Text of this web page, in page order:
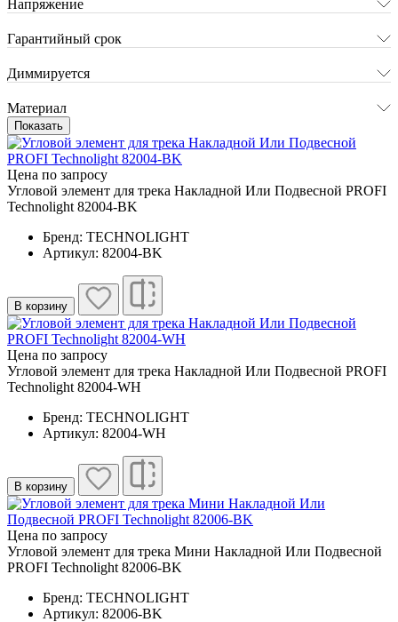
Напряжение
Гарантийный срок
Диммируется
Материал
Показать
Цена по запросу
Угловой элемент для трека Накладной Или Подвесной PROFI
Technolight 82004-BK
Бренд: TECHNOLIGHT
Артикул: 82004-BK
В корзину
Цена по запросу
Угловой элемент для трека Накладной Или Подвесной PROFI
Technolight 82004-WH
Бренд: TECHNOLIGHT
Артикул: 82004-WH
В корзину
Цена по запросу
Угловой элемент для трека Мини Накладной Или Подвесной
PROFI Technolight 82006-BK
Бренд: TECHNOLIGHT
Артикул: 82006-BK